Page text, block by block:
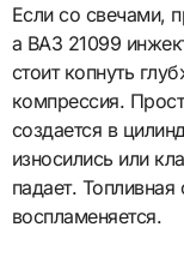
Если со свечами,
а ВАЗ 21099
стоит копнуть
компрессия.
создается в
износились или
падает.
воспламеняется.